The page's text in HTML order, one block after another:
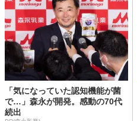
「気になっていた認知機能が菌
で…」森永が開発。感動の70代
続出